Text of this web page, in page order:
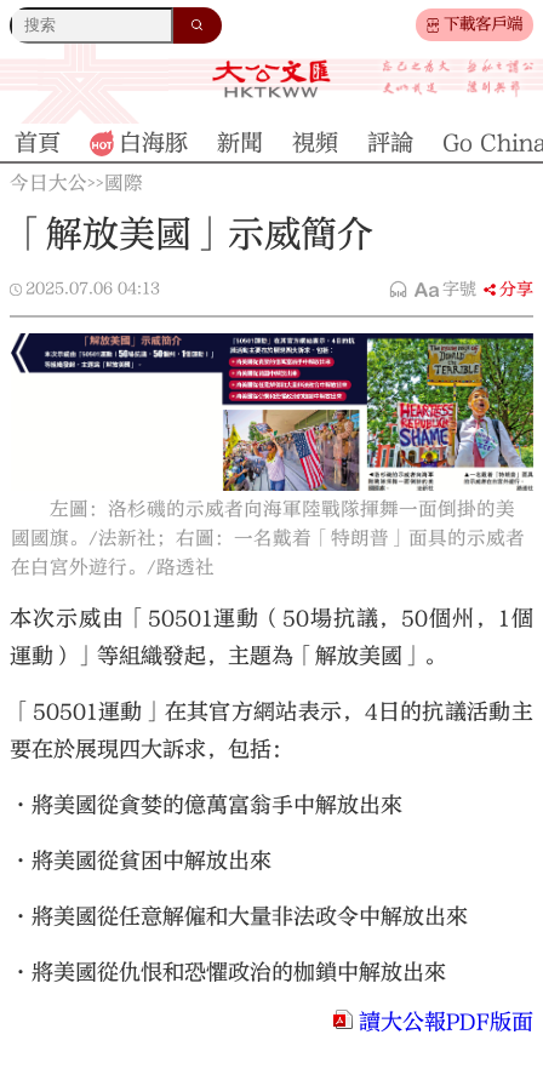
下載客戶端
大公文匯
首頁 白海豚 新聞 視頻 評論 Go
今日大公>> 國際
「解放美國」示威簡介
2025.07.06 04:13 字號 分享
左圖：洛杉磯的示威者向海軍陸戰隊揮舞一面倒掛的美
國國旗。/法新社；右圖：一名戴着「特朗普」面具的示威者
在白宮外遊行。/路透社
本次示威由「50501運動（50場抗議，50個州，1個
運動）」等組織發起，主題為「解放美國」。
「50501運動」在其官方網站表示，4日的抗議活動主
要在於展現四大訴求，包括：
•將美國從貪婪的億萬富翁手中解放出來
•將美國從貧困中解放出來
•將美國從任意解僱和大量非法政令中解放出來
•將美國從仇恨和恐懼政治的枷鎖中解放出來
讀大公報PDF版面